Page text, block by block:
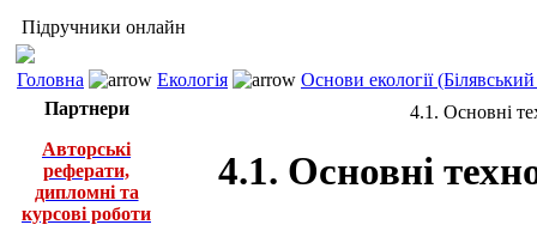
Підручники онлайн
Головна Екологія
Основи екології
Партнери
Авторські
реферати,
дипломні та
курсові роботи
4.1. Основні
4.1. Основні